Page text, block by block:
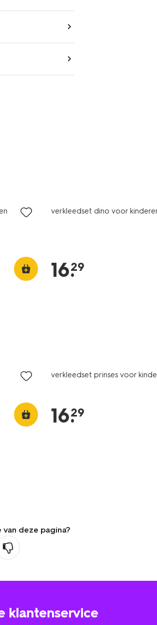
verkleedset dino voor
16.
29
verkleedset prinses voor
16.
29
van deze pagina?
klantenservice